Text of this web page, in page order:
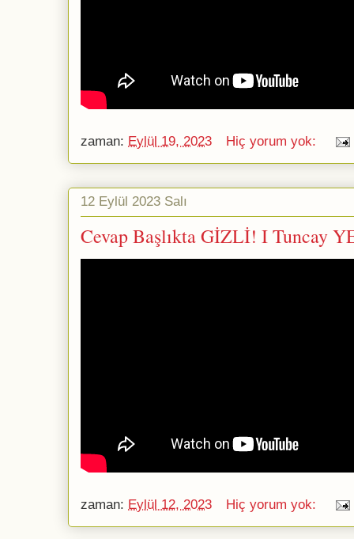
zaman: Eylül 19, 2023 Hiç yorum yok:
12 Eylül 2023 Salı
Cevap Başlıkta GİZLİ! I Tuncay
zaman: Eylül 12, 2023 Hiç yorum yok: